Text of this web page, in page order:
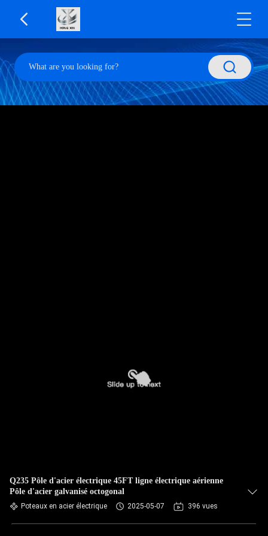
Q235 Pôle d'acier électrique 45FT ligne électrique aérienne
Pôle d'acier galvanisé octogonal
Poteaux en acier électrique 2025-05-07 396 vues